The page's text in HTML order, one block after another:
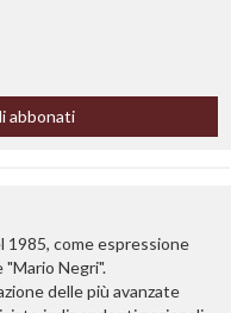
abbonati
1985, come espressione
Negri".
delle più avanzate